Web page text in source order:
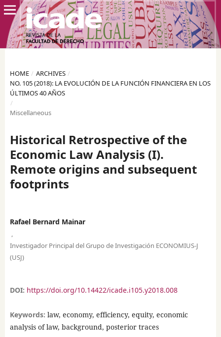
HOME / ARCHIVES /
NO. 105 (2018): LA EVOLUCIÓN DE LA FUNCIÓN FINANCIERA EN LOS
ÚLTIMOS 40 AÑOS
/
Miscellaneous
Historical Retrospective of the
Economic Law Analysis (I).
Remote origins and subsequent
footprints
Rafael Bernard Mainar
,
Investigador Principal del Grupo de Investigación ECONOMIUS-J
(USJ)
DOI: https://doi.org/10.14422/icade.i105.y2018.008
Keywords: law, economy, efficiency, equity, economic
analysis of law, background, posterior traces